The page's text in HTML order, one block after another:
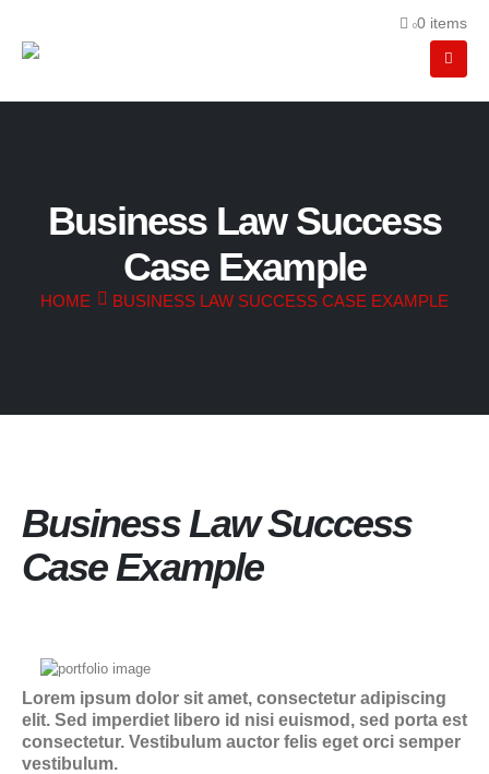
00 items
Business Law Success
Case Example
HOME BUSINESS LAW SUCCESS CASE EXAMPLE
Business Law Success
Case Example
Lorem ipsum dolor sit amet, consectetur adipiscing
elit. Sed imperdiet libero id nisi euismod, sed porta est
consectetur. Vestibulum auctor felis eget orci semper
vestibulum.